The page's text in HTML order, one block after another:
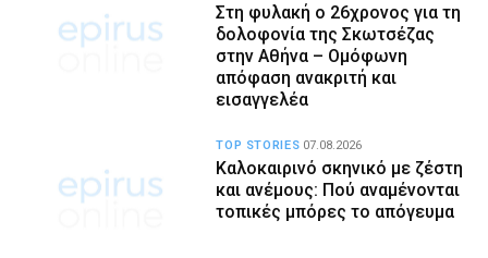
Στη φυλακή ο 26χρονος για τη
δολοφονία της Σκωτσέζας
στην Αθήνα – Ομόφωνη
απόφαση ανακριτή και
εισαγγελέα
Καλοκαιρινό σκηνικό με ζέστη
και ανέμους: Πού αναμένονται
τοπικές μπόρες το απόγευμα
TOP STORIES 07.08.2026